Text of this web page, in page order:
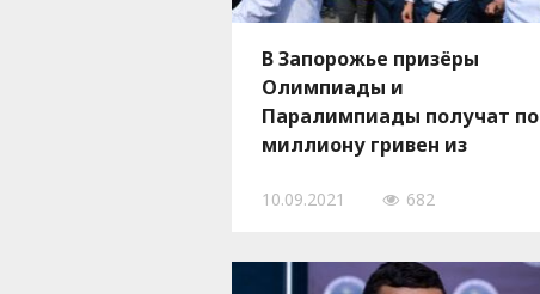
В Запорожье призёры
Олимпиады и
Паралимпиады получат по
миллиону гривен из
10.09.2021 682